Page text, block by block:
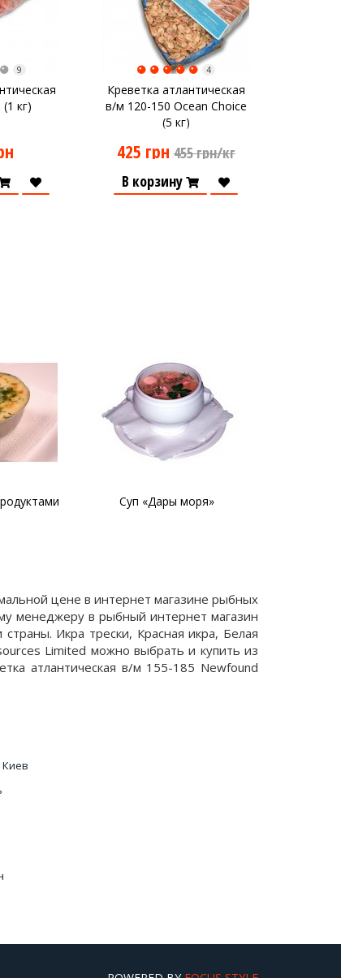
кг)
9
Креветка атлантическая
в/м 120-150 Ocean Choice
(5 кг)
4
425 грн 455 грн/кг
В корзину
Суп «Дары моря»
цене в интернет магазине рыбных
менеджеру в рыбный интернет магазин
Икра трески, Красная икра, Белая
Limited можно выбрать и купить из
атлантическая в/м 155-185 Newfound
Киев